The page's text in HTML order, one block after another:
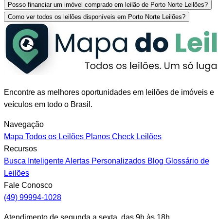
Posso financiar um imóvel comprado em leilão de Porto Norte Leilões?
Como ver todos os leilões disponíveis em Porto Norte Leilões?
Encontre as melhores oportunidades em leilões de imóveis e
veículos em todo o Brasil.
Navegação
Mapa Todos os Leilões Planos Check Leilões
Recursos
Busca InteligenteAlertas Personalizados Blog Glossário de
Leilões
Fale Conosco
(49) 99994-1028
Atendimento de segunda a sexta, das 9h às 18h